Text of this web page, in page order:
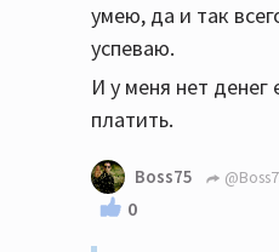
умею, да и так
успеваю.
И у меня нет
платить.
Boss75
0